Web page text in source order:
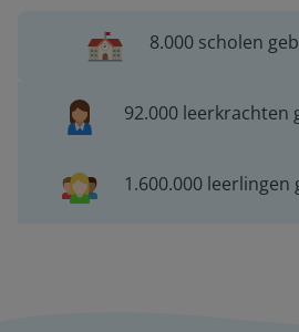
8.000 scholen
92.000 leerkrachten
1.600.000